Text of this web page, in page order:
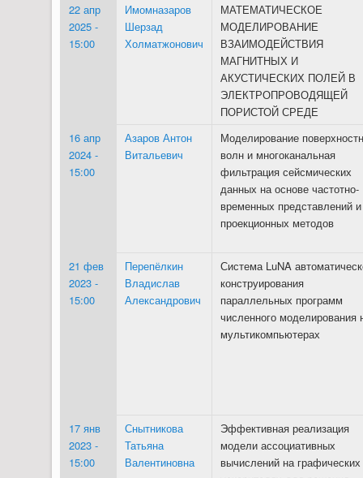
22 апр
2025 -
15:00
Имомназаров
Шерзад
Холматжонович
МАТЕМАТИЧЕСКОЕ
МОДЕЛИРОВАНИЕ
ВЗАИМОДЕЙСТВИЯ
МАГНИТНЫХ И
АКУСТИЧЕСКИХ ПОЛЕЙ В
ЭЛЕКТРОПРОВОДЯЩЕЙ
ПОРИСТОЙ СРЕДЕ
16 апр
2024 -
15:00
Азаров Антон
Витальевич
Моделирование
волн и многоканальная
фильтрация сейсмических
данных на основе частотно-
временных представлений и
проекционных методов
21 фев
2023 -
15:00
Перепёлкин
Владислав
Александрович
Система LuNA
конструирования
параллельных программ
численного моделирования
мультикомпьютерах
17 янв
2023 -
15:00
Снытникова
Татьяна
Валентиновна
Эффективная реализация
модели ассоциативных
вычислений на графических